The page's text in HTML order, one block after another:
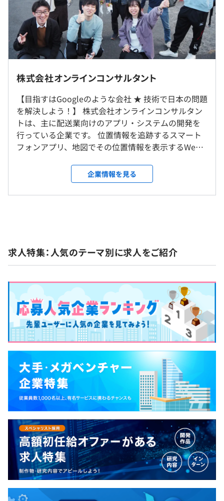
◆ODIN リアルタイム配送システム
配送会社向けの位置情報アプリ
PREMIUM、配送計画、動態管理、フードデリバリーの４
プラン
詳しい製品情報については、以下の紹介動画をご覧くださ
https://www.youtube.com/watch?
v=Pvj7PAcRWSM&t=3s
https://www.youtube.com/watch?
v=DSiR6XRu_74&feature=emb_imp_woyt
https://www.youtube.com/watch?v=iyMGAGszZBA
https://delivery-system.com/
https://doutaikanri.com/
ODIN フードデリバリー
https://food-delivery-system.net/
◆大手外食チェーンの宅配システム（ODINのカスタマイ
ズ）
◆大手ゼネコン数社が使う配送管理システム（ODINのカ
スタマイズ）
・技術向上のために2ヶ月に一度ほど社内勉強会を開催し
ています！
・新入社員向け学習計画の実施
先輩社員がメンターとなり、業務に関連した学習を支援
（※想定年収は年収提示額を保証するものではありません）
10：00～19：00
休憩時間：休憩60分 ※昼食時間は業務の都合により各々
の自主性に任せています
平均残業時間：平均10-20時間／月
《年間休日125日以上》
・完全週休2日制（土日）
権行使の時間等）
・特別休暇
各種手当あり
・交通費支給（上限月額2万円まで）
・家賃補助（規定有り）
・社内表彰制度
・書籍購入費補助
・社員旅行
業績がよいときは、海外への社員旅行もおこないます。
2016年はシリコンバレー、2018年はハワイ、2019年は
オーストラリアへ社員旅行へ行きました。
・飲み会や会社イベントなども多く開催しています。
賞与あり：年1回
前年度 男性0人 女性0人
2年度前 男性2人 女性0人
3年度前 男性1人 女性0人
平均勤続年数
6.7年
研修の有無及び内容
・新入社員研修（外部セミナーへの参加）
- ビジネスマナーや社会人としての心構えなど
・新入社員フォローアップ研修
・プログラミング研修（学習計画の実施）
によります
・書籍を利用したプログラミングの学習（PHP、
・テストに関する学習（単体テスト、結合テスト、E2E
テストなど）
・WEBセキュリティに関する学習
・自社製品の機能開発
－アウトプットを大事にしているので、早い段階から製
・サンプルサービスの作成
・オブジェクト指向に関する学習
・デザインパターンに関する学習
・Linuxに関する学習
・自社製品や業界知識についての学習
自己啓発支援の有無及びその内容
・配置等についての配慮有
・始終業時刻の変更有
・資格取得の費用補助有
メンター制度の有無
株式会社オンラインコンサルタント
【目指すはGoogleのような会社 ★ 技術で日本の問題
を解決しよう！】 株式会社オンラインコンサルタン
トは、主に配送業向けのアプリ・システムの開発を
行っている企業です。 位置情報を追跡するスマート
フォンアプリ、地図でその位置情報を表示するWeb
ンとなっているのは自社で開発した『ODINリアルタ
イム配送システム』という2700社の法人ユーザーに
ご利用いただいているサービスです（2023年8月末時
りをしながら、サービスを向上させたり、新しい技
術を導入したりといったことを行っております。仕様
だけを書いて終わりというようなことはしません。
実際にプログラムを書き、サーバーを構築し、デプ
ロイし、クライアントの反応や自分の意見を取り入
れながら、サービスを作り上げていく会社です。 ど
んどん増えていくデータをどうするか、いかにユー
ザーに使いやすいアプリにするか、いかにユーザー
の業務効率を向上させるか。 最新技術を使って社会
にどう貢献できるか、一緒に考えましょう！ 社内イ
ベントもあって、ワイワイ働ける職場環境がありま
す。 業績が良ければ社員旅行で海外へ、旅行以外に
も年一回イベントがあり、飲み会は2か月に1度程度
あります。 ＜先輩社員の声＞ オンラインコンサルタ
ントのオススメポイントを書きます！ 1. 新人でも、
色々やらせてくれる。 2. 優しい先輩ばかりで、わか
らないこともすごく親切に教えてくれる。 3. お客様
の生の声を聞き、サービスに反映できるのでやりが
いを感じられる。 みなさんのご応募、お待ちしてお
ります！！
企業情報を見る
求人特集：人気のテーマ別に求人をご紹介